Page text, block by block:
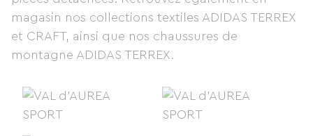
magasin nos collections textiles ADIDAS TERREX
et CRAFT, ainsi que nos chaussures de
montagne ADIDAS TERREX.